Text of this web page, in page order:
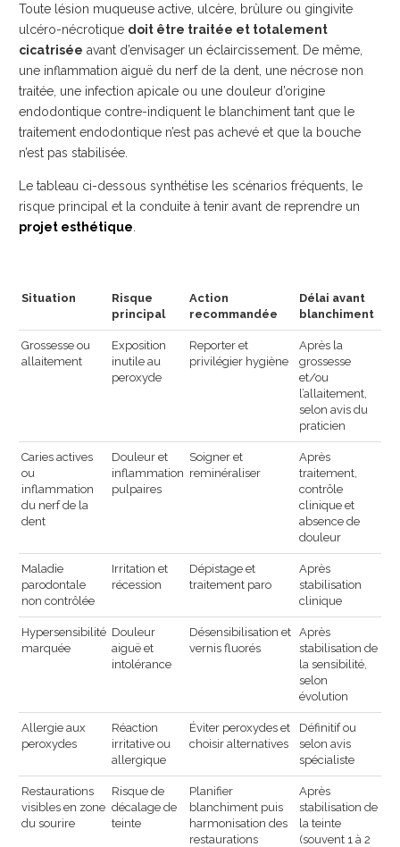
Toute lésion muqueuse active, ulcère, brûlure ou gingivite
ulcéro-nécrotique doit être traitée et totalement
cicatrisée avant d’envisager un éclaircissement. De même,
une inflammation aiguë du nerf de la dent, une nécrose non
traitée, une infection apicale ou une douleur d’origine
endodontique contre-indiquent le blanchiment tant que le
traitement endodontique n’est pas achevé et que la bouche
n’est pas stabilisée.
Le tableau ci-dessous synthétise les scénarios fréquents, le
risque principal et la conduite à tenir avant de reprendre un
projet esthétique
Situation
Risque
principal
Action
recommandée
Délai avant
blanchiment
Grossesse ou
allaitement
Exposition
inutile au
peroxyde
Reporter et
privilégier hygiène
Après la
grossesse
et/ou
l’allaitement,
selon avis du
praticien
Caries actives
ou
inflammation
du nerf de la
dent
Douleur et
inflammation
pulpaires
Soigner et
reminéraliser
Après
traitement,
contrôle
clinique et
absence de
douleur
Maladie
parodontale
non contrôlée
Irritation et
récession
Dépistage et
traitement paro
Après
stabilisation
clinique
Hypersensibilité
marquée
Douleur
aiguë et
intolérance
Désensibilisation et
vernis fluorés
Après
stabilisation de
la sensibilité,
selon
évolution
Allergie aux
peroxydes
Réaction
irritative ou
allergique
Éviter peroxydes et
choisir alternatives
Définitif ou
selon avis
spécialiste
Restaurations
visibles en zone
du sourire
Risque de
décalage de
teinte
Planifier
blanchiment puis
harmonisation des
restaurations
Après
stabilisation de
la teinte
(souvent 1 à 2